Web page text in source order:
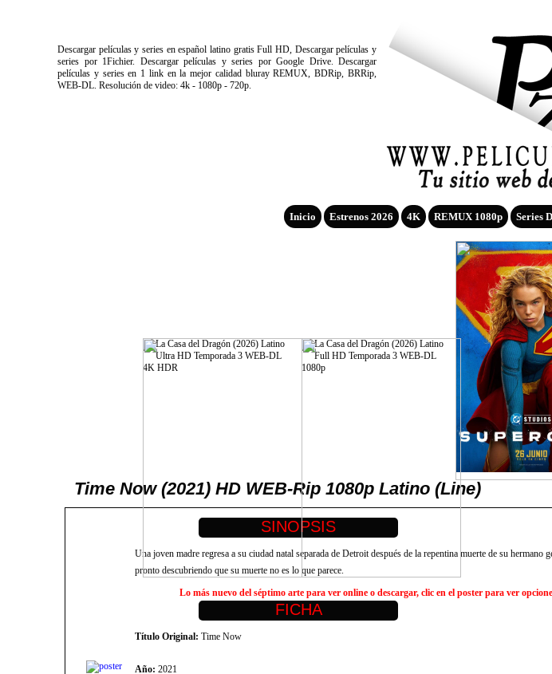
Descargar películas y series en español latino gratis Full HD, Descargar películas y
series por 1Fichier. Descargar películas y series por Google Drive. Descargar
películas y series en 1 link en la mejor calidad bluray REMUX, BDRip, BRRip,
WEB-DL. Resolución de video: 4k - 1080p - 720p.
Inicio Estrenos 2026 4K REMUX 1080p Series
Time Now (2021) HD WEB-Rip 1080p Latino (Line)
Una joven madre regresa a su ciudad natal separada de Detroit después de la repentina muerte de su hermano
pronto descubriendo que su muerte no es lo que parece.
Lo más nuevo del séptimo arte para ver online o descargar, clic en el poster para ver
Título Original: Time Now
Año: 2021